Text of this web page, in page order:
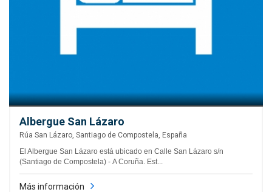
Albergue San Lázaro
Rúa San Lázaro, Santiago de Compostela, España
El Albergue San Lázaro está ubicado en Calle San Lázaro s/n
(Santiago de Compostela) - A Coruña. Est...
Más información